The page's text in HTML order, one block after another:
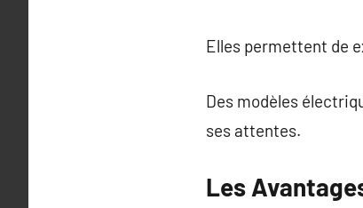
Elles permettent de
Des modèles
ses attentes.
Les